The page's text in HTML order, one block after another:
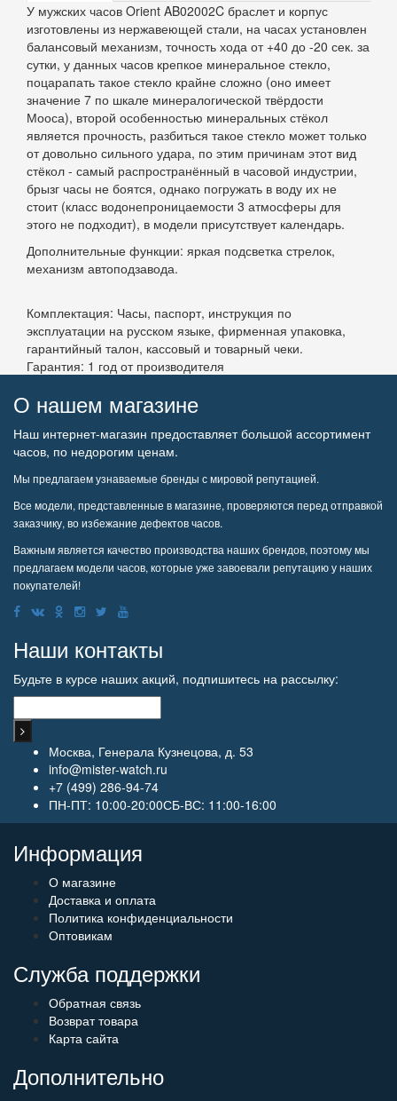
У мужских часов Orient AB02002C браслет и корпус
изготовлены из нержавеющей стали, на часах установлен
балансовый механизм, точность хода от +40 до -20 сек. за
сутки, у данных часов крепкое минеральное стекло,
поцарапать такое стекло крайне сложно (оно имеет
значение 7 по шкале минералогической твёрдости
Мооса), второй особенностью минеральных стёкол
является прочность, разбиться такое стекло может только
от довольно сильного удара, по этим причинам этот вид
стёкол - самый распространённый в часовой индустрии,
брызг часы не боятся, однако погружать в воду их не
стоит (класс водонепроницаемости 3 атмосферы для
этого не подходит), в модели присутствует календарь.
Дополнительные функции: яркая подсветка стрелок,
механизм автоподзавода.
Комплектация: Часы, паспорт, инструкция по
эксплуатации на русском языке, фирменная упаковка,
гарантийный талон, кассовый и товарный чеки.
Гарантия: 1 год от производителя
О нашем магазине
Наш интернет-магазин предоставляет большой ассортимент
часов, по недорогим ценам.
Мы предлагаем узнаваемые бренды с мировой репутацией.
Все модели, представленные в магазине, проверяются перед отправкой
заказчику, во избежание дефектов часов.
Важным является качество производства наших брендов, поэтому мы
предлагаем модели часов, которые уже завоевали репутацию у наших
покупателей!
Наши контакты
Будьте в курсе наших акций, подпишитесь на рассылку:
Москва, Генерала Кузнецова, д. 53
info@mister-watch.ru
+7 (499) 286-94-74
ПН-ПТ: 10:00-20:00СБ-ВС: 11:00-16:00
Информация
О магазине
Доставка и оплата
Политика конфиденциальности
Оптовикам
Служба поддержки
Обратная связь
Возврат товара
Карта сайта
Дополнительно